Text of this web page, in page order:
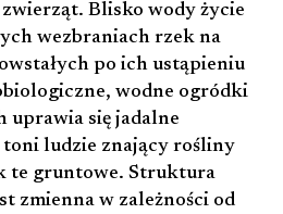
Blisko wody życie
wezbraniach rzek na
po ich ustąpieniu
wodne ogródki
uprawia się jadalne
toni ludzie znający rośliny
te gruntowe. Struktura
zmienna w zależności od